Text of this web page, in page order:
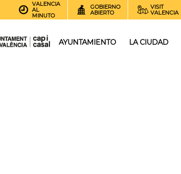
VALENCIA
AL
MINUTO
GOBIERNO
ABIERTO
VISIT
VALENCIA
AYUNTAMIENTO LA CIUDAD